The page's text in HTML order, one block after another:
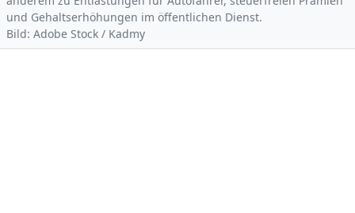
und Gehaltserhöhungen im öffentlichen Dienst.
Bild: Adobe Stock / Kadmy